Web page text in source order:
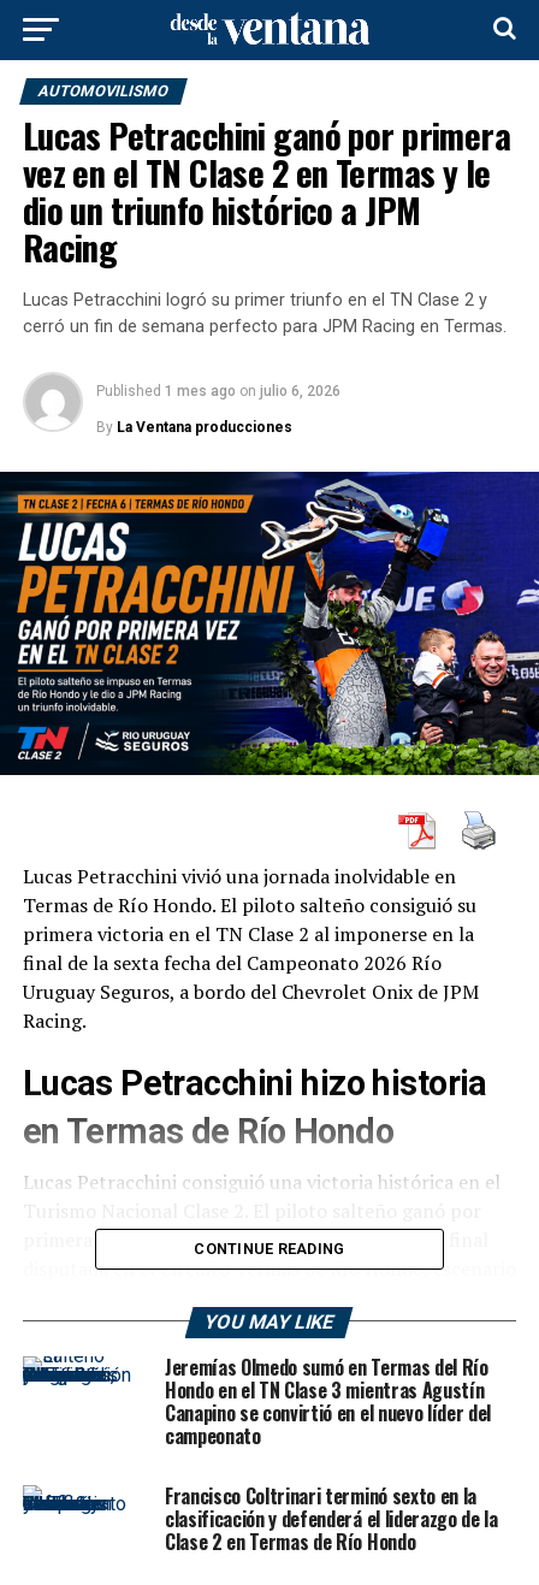
AUTOMOVILISMO
Lucas Petracchini ganó por primera
vez en el TN Clase 2 en Termas y le
dio un triunfo histórico a JPM
Racing
Lucas Petracchini logró su primer triunfo en el TN Clase 2 y
cerró un fin de semana perfecto para JPM Racing en Termas.
Published 1 mes ago on julio 6, 2026
By La Ventana producciones
Lucas Petracchini vivió una jornada inolvidable en
Termas de Río Hondo. El piloto salteño consiguió su
primera victoria en el TN Clase 2 al imponerse en la
final de la sexta fecha del Campeonato 2026 Río
Uruguay Seguros, a bordo del Chevrolet Onix de JPM
Racing.
Lucas Petracchini hizo historia
en Termas de Río Hondo
Lucas Petracchini consiguió una victoria histórica en el
primera vez en la divisional tras imponerse en la final
disputada en el Circuito Termas de Río Hondo, escenario
Seguros.
El triunfo llegó en el cierre de la primera mitad de la
temporada y tuvo un valor especial para el
automovilismo salteño. Petracchini, que venía de
logró capitalizar el potencial del Chevrolet Onix y se
quedó con una carrera clave dentro de una categoría
extremadamente competitiva.
CONTINUE READING
YOU MAY LIKE
Jeremías Olmedo sumó en Termas del Río
Hondo en el TN Clase 3 mientras Agustín
Canapino se convirtió en el nuevo líder del
campeonato
Francisco Coltrinari terminó sexto en la
clasificación y defenderá el liderazgo de la
Clase 2 en Termas de Río Hondo